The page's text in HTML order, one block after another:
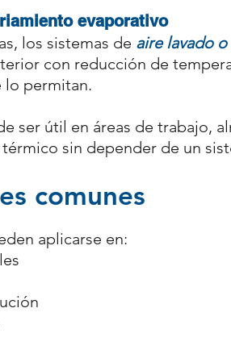
evaporativo
los sistemas de aire lavado
con reducción de
lo permitan.
ser útil en áreas de trabajo,
sin depender de un
comunes
aplicarse en: